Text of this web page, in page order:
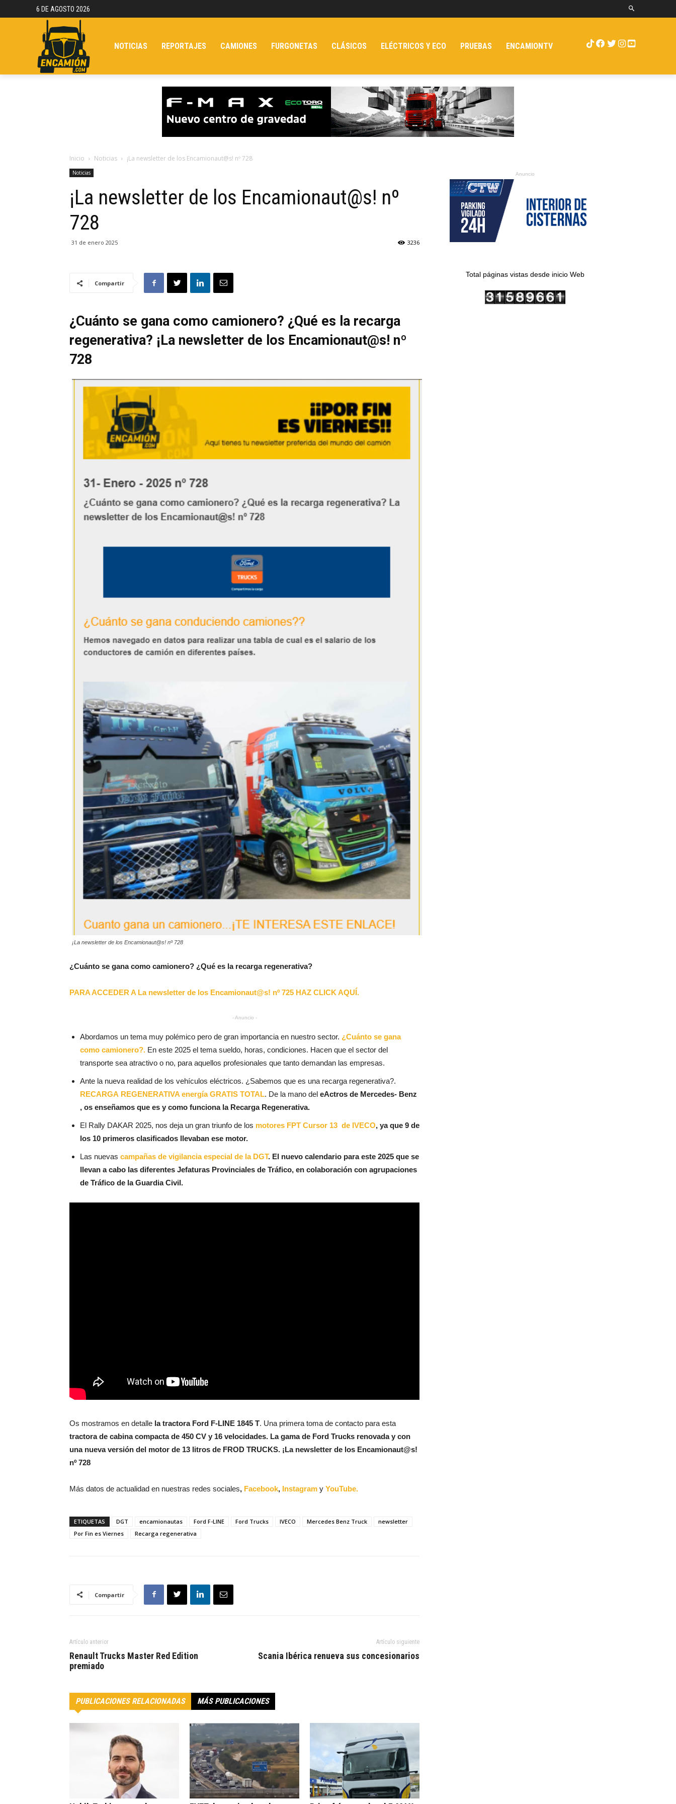
6 DE AGOSTO 2026
NOTICIAS REPORTAJES CAMIONES FURGONETAS CLÁSICOS ELÉCTRICOS Y ECO PRUEBAS ENCAMIONTV
Inicio Noticias ¡La newsletter de los Encamionaut@s! nº 728
Noticias
¡La newsletter de los Encamionaut@s! nº
728
31 de enero 2025 3236
Compartir
¿Cuánto se gana como camionero? ¿Qué es la recarga
regenerativa? ¡La newsletter de los Encamionaut@s! nº
728
¡La newsletter de los Encamionaut@s! nº 728
¿Cuánto se gana como camionero? ¿Qué es la recarga regenerativa?
PARA ACCEDER A La newsletter de los Encamionaut@s! nº 725 HAZ CLICK AQUÍ.
- Anuncio -
Abordamos un tema muy polémico pero de gran importancia en nuestro sector. ¿Cuánto se gana
como camionero?. En este 2025 el tema sueldo, horas, condiciones. Hacen que el sector del
transporte sea atractivo o no, para aquellos profesionales que tanto demandan las empresas.
Ante la nueva realidad de los vehículos eléctricos. ¿Sabemos que es una recarga regenerativa?.
RECARGA REGENERATIVA energía GRATIS TOTAL. De la mano del eActros de Mercedes- Benz
, os enseñamos que es y como funciona la Recarga Regenerativa.
El Rally DAKAR 2025, nos deja un gran triunfo de los motores FPT Cursor 13 de IVECO, ya que 9 de
los 10 primeros clasificados llevaban ese motor.
Las nuevas campañas de vigilancia especial de la DGT. El nuevo calendario para este 2025 que se
llevan a cabo las diferentes Jefaturas Provinciales de Tráfico, en colaboración con agrupaciones
de Tráfico de la Guardia Civil.
Os mostramos en detalle la tractora Ford F-LINE 1845 T. Una primera toma de contacto para esta
tractora de cabina compacta de 450 CV y 16 velocidades. La gama de Ford Trucks renovada y con
una nueva versión del motor de 13 litros de FROD TRUCKS. ¡La newsletter de los Encamionaut@s!
nº 728
Más datos de actualidad en nuestras redes sociales, Facebook, Instagram y YouTube.
ETIQUETAS DGT encamionautas Ford F-LINE Ford Trucks IVECO Mercedes Benz Truck
newsletter
Por Fin es Viernes
Recarga regenerativa
Compartir
Artículo anterior
Renault Trucks Master Red Edition
premiado
Artículo siguiente
Scania Ibérica renueva sus concesionarios
PUBLICACIONES RELACIONADAS MÁS PUBLICACIONES
Anuncio
Total páginas vistas desde inicio Web